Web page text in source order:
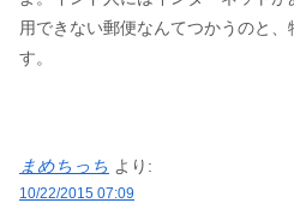
用できない郵便なんてつかうのと
す。
まめちっち より:
10/22/2015 07:09